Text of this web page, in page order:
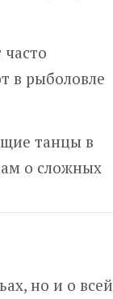
в рыболовле
танцы в
о сложных
но и о всей